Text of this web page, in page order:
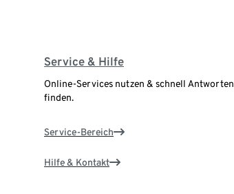
Service & Hilfe
Online-Services nutzen & schnell Antworten
finden.
Service-Bereich
Hilfe & Kontakt